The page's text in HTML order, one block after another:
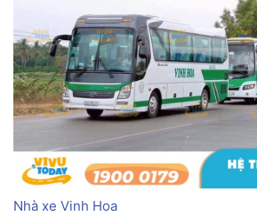
Nhà xe Vinh Hoa